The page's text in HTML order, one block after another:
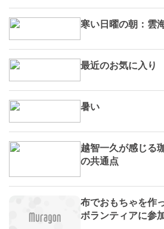
寒い日曜の朝：雲
最近のお気に入り
暑い
越智一久が感じる
の共通点
布でおもちゃを作
ボランティアに参